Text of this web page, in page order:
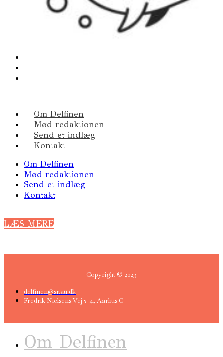
Om Delfinen
Mød redaktionen
Send et indlæg
Kontakt
Om Delfinen
Mød redaktionen
Send et indlæg
Kontakt
LÆS MERE
Copyright © 2023
delfinen@sr.au.dk
Fredrik Nielsens Vej 2-4, Aarhus C
Om Delfinen